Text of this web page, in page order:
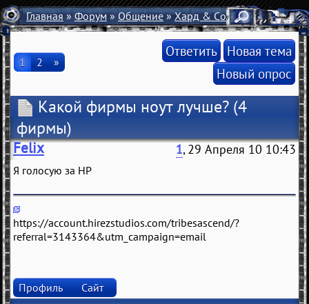
Главная»Форум»Общение»Хард & Софт» Какой
1 2 »
Ответить Новая тема
Новый опрос
Какой фирмы ноут лучше? (4
фирмы)
Felix 1, 29 Апреля 10 10:43
Я голосую за HP
https://account.hirezstudios.com/tribesascend/?
referral=3143364&utm_campaign=email
Профиль Сайт